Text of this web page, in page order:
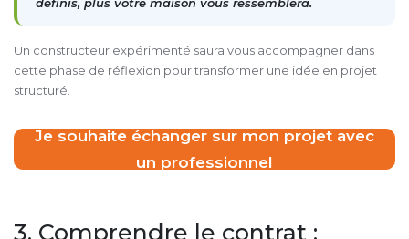
définis, plus votre maison vous ressemblera.
Un constructeur expérimenté saura vous accompagner dans
cette phase de réflexion pour transformer une idée en projet
structuré.
Je souhaite échanger sur mon projet avec
un professionnel
3. Comprendre le contrat :